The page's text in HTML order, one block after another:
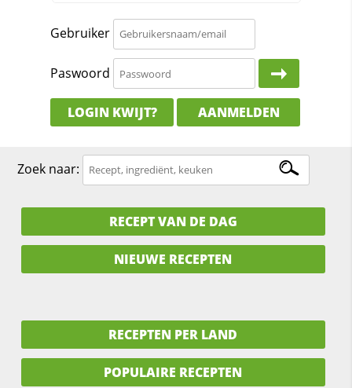
Gebruiker
Paswoord
LOGIN KWIJT? AANMELDEN
Zoek naar:
RECEPT VAN DE DAG
NIEUWE RECEPTEN
RECEPTEN PER LAND
POPULAIRE RECEPTEN